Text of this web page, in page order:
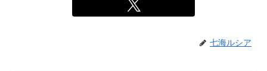
七海ルシア